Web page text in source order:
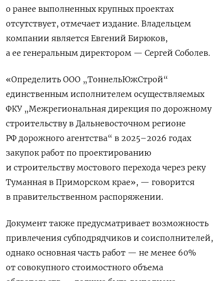
о ранее выполненных крупных проектах
отсутствует, отмечает издание. Владельцем
компании является Евгений Бирюков,
а ее генеральным директором — Сергей Соболев.
«Определить ООО „ТоннельЮжСтрой“
единственным исполнителем осуществляемых
ФКУ „Межрегиональная дирекция по дорожному
строительству в Дальневосточном регионе
РФ дорожного агентства“ в 2025–2026 годах
закупок работ по проектированию
и строительству мостового перехода через реку
Туманная в Приморском крае», — говорится
в правительственном распоряжении.
Документ также предусматривает возможность
привлечения субподрядчиков и соисполнителей,
однако основная часть работ — не менее 60%
от совокупного стоимостного объема